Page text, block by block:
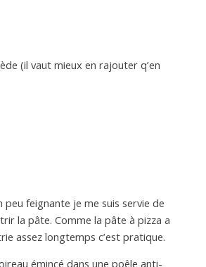
(il vaut mieux en rajouter q’en
peu feignante je me suis servie de
la pâte. Comme la pâte à pizza a
assez longtemps c’est pratique.
émincé dans une poêle anti-